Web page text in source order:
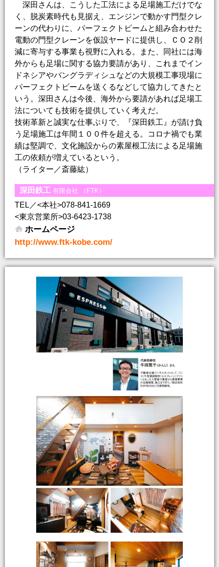
深田さんは、こうした工法による足場施工だけでな
く、脱炭素時代も見据え、エンジンで動かす門型クレ
ーンの代わりに、パーフェクトビームと組み合わせた
電動の門型クレーンを仮設ヤードに提供し、ＣＯ２削
減に寄与する事業も視野に入れる。また、同社には海
外からも足場に関する協力要請があり、これまでイン
ドネシアやバングラディシュなどの大規模工事現場に
パーフェクトビームを送くるなどして協力してきたと
いう。深田さんは今後、海外から要請があれば足場工
法についても技術を提供していく考えだ。
技術革新と誠実な仕事ぶりで、『深田鉄工』が請け負
う足場施工は年間１００件を超える。コロナ禍でも業
績は堅調で、文化施設からの素屋根工法による足場施
工の依頼が増えているという。
（ライター／斎藤紘）
深田鉄工 有限会社 （FTK）
TEL／<本社>078-841-1669
<東京営業所>03-6423-1738
ホームページ
http://www.ftk-kobe.com/